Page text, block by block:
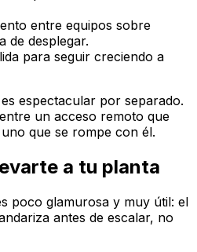
entre equipos sobre
de desplegar.
para seguir creciendo a
espectacular por separado.
un acceso remoto que
que se rompe con él.
a tu planta
poco glamurosa y muy útil: el
antes de escalar, no